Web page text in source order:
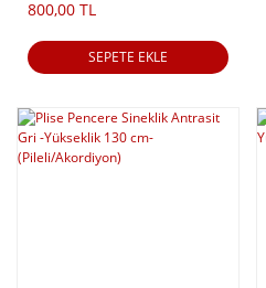
800,00 TL
SEPETE EKLE